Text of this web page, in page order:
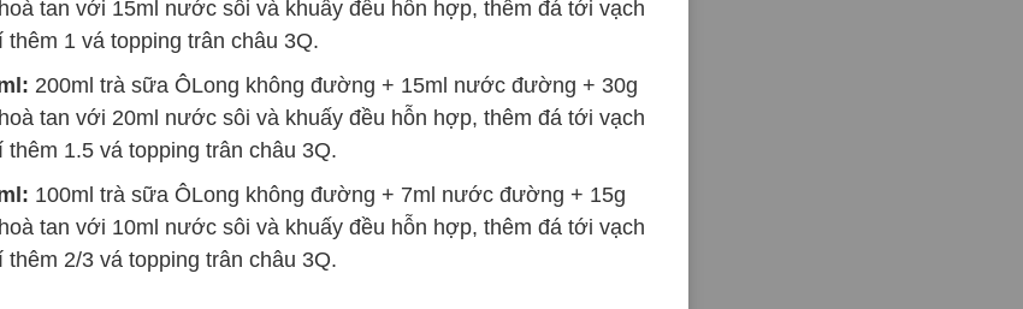
tan với 15ml nước sôi và khuấy đều hỗn hợp, thêm đá tới vạch
thêm 1 vá topping trân châu 3Q.
200ml trà sữa ÔLong không đường + 15ml nước đường + 30g
tan với 20ml nước sôi và khuấy đều hỗn hợp, thêm đá tới vạch
thêm 1.5 vá topping trân châu 3Q.
100ml trà sữa ÔLong không đường + 7ml nước đường + 15g
tan với 10ml nước sôi và khuấy đều hỗn hợp, thêm đá tới vạch
thêm 2/3 vá topping trân châu 3Q.